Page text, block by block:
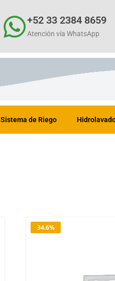
+52 33 2384 8659
Atención vía WhatsApp
Sistema de Riego
34.6%